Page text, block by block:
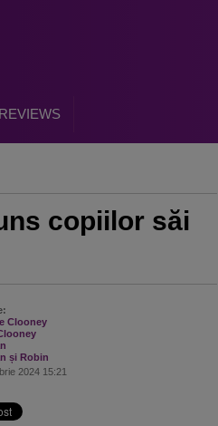
REVIEWS
copiilor săi
Clooney
și Robin
2024 15:21